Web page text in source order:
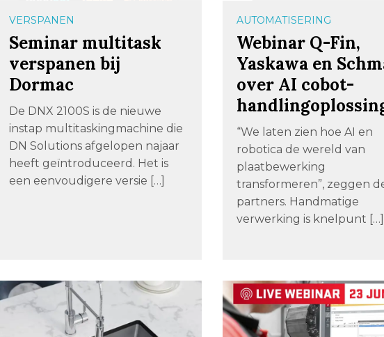
VERSPANEN
Seminar multitask
verspanen bij
Dormac
De DNX 2100S is de nieuwe
instap multitaskingmachine die
DN Solutions afgelopen najaar
heeft geïntroduceerd. Het is
een eenvoudigere versie […]
AUTOMATISERING
Webinar Q-Fin,
Yaskawa en
over AI cobot-
“We laten zien hoe AI en
robotica de wereld van
plaatbewerking
transformeren”, zeggen
partners. Handmatige
verwerking is knelpunt […]